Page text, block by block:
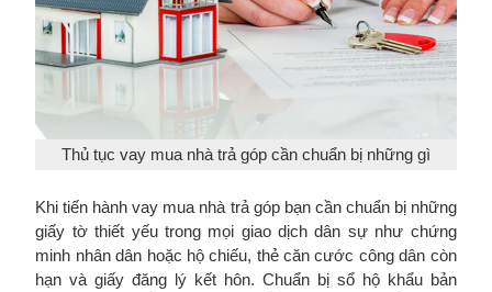
Thủ tục vay mua nhà trả góp cần chuẩn bị những gì
Khi tiến hành vay mua nhà trả góp bạn cần chuẩn bị những
giấy tờ thiết yếu trong mọi giao dịch dân sự như chứng
minh nhân dân hoặc hộ chiếu, thẻ căn cước công dân còn
hạn và giấy đăng lý kết hôn. Chuẩn bị sổ hộ khẩu bản